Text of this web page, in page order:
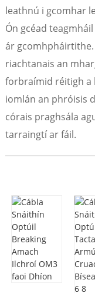
leathnú i gcomhar
Ón gcéad
ár
riachtanais an
forbraímid réitigh a
iomlán an phróisis
córais praghsála
tarraingtí ar fáil.